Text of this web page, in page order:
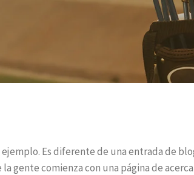
ejemplo. Es diferente de una entrada de
la gente comienza con una página de